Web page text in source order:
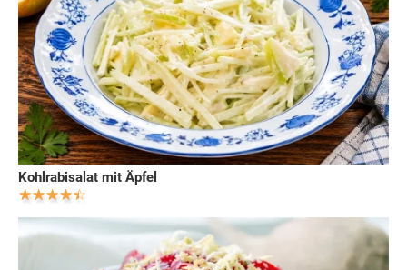
Kohlrabisalat mit Äpfel